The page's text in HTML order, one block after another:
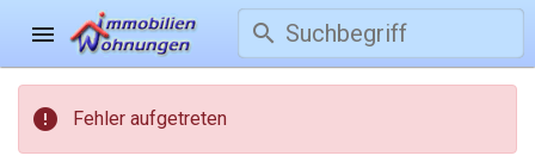
menu search
error Fehler aufgetreten